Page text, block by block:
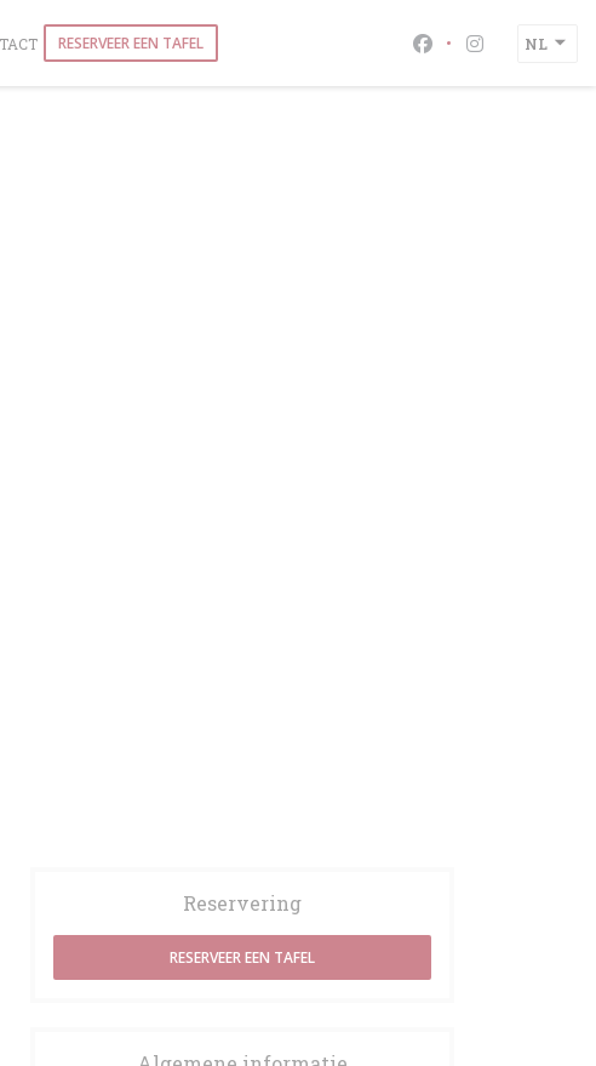
RESERVEER EEN TAFEL Facebook ((opent
Instagram
NL
Reservering
RESERVEER EEN TAFEL